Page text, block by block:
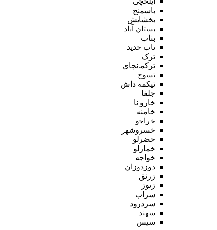
باسمنج
بخشایش
بستان آباد
بناب
ناب جدید
ترک
ترکمانچای
تسوج
تیکمه داش
جلفا
خاروانا
خامنه
خراجو
خسروشهر
خضرلو
خمارلو
خواجه
دوزدوزان
زرنق
زنوز
سراب
سردرود
سهند
سیس